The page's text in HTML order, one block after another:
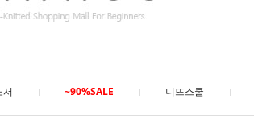
서 ~90%SALE 니뜨스쿨